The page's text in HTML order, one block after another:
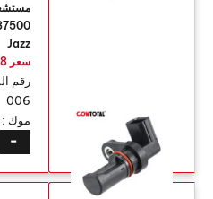
Jazz
سعر MOQ: $4.28
رقم
006
موك :
-